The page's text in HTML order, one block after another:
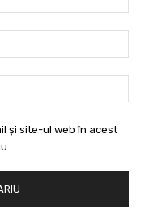
și site-ul web în acest